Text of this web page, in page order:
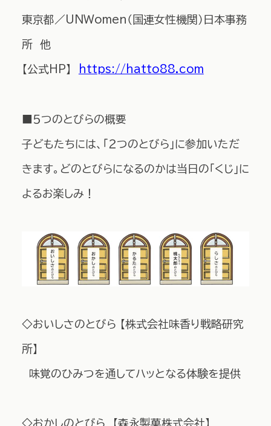
東京都／UNWomen（国連女性機関）日本事務
所 他
【公式HP】 https://hatto88.com
■５つのとびらの概要
子どもたちには、「２つのとびら」に参加いただ
きます。どのとびらになるのかは当日の「くじ」に
よるお楽しみ！
◇おいしさのとびら 【株式会社味香り戦略研究
所】
味覚のひみつを通してハッとなる体験を提供
◇おかしのとびら 【森永製菓株式会社】